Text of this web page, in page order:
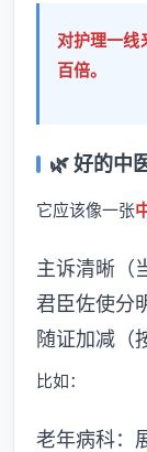
对护理一线
百倍。
🌿 好的中
它应该像一张
主诉清晰（
君臣佐使分
随证加减（
比如：
老年病科：